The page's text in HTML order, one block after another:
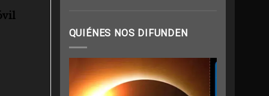
QUIÉNES NOS DIFUNDEN